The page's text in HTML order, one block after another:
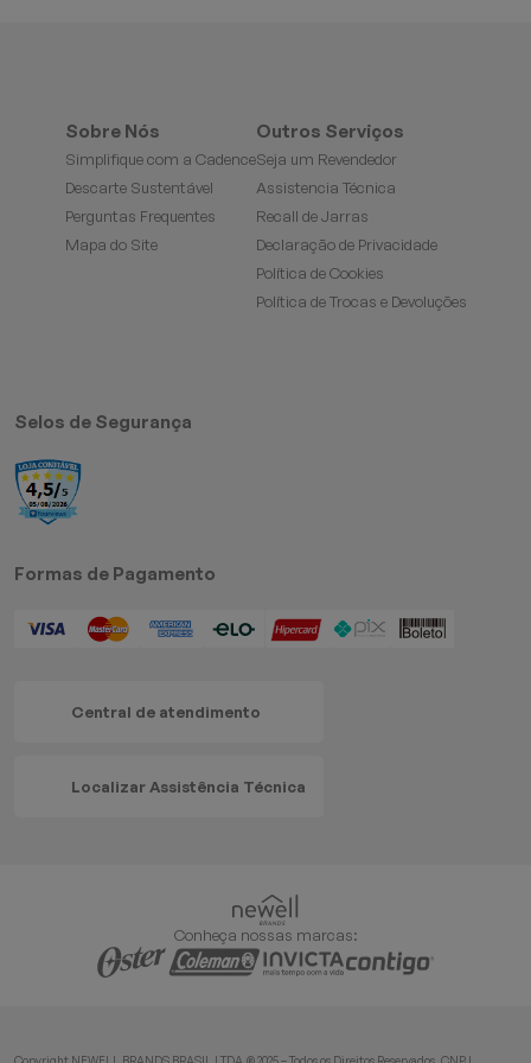
Sobre Nós
Simplifique com a Cadence
Descarte Sustentável
Perguntas Frequentes
Mapa do Site
Outros Serviços
Seja um Revendedor
Assistencia Técnica
Recall de Jarras
Declaração de Privacidade
Política de Cookies
Política de Trocas e Devoluções
Selos de Segurança
Formas de Pagamento
Central de atendimento
Localizar Assistência Técnica
Conheça nossas marcas: